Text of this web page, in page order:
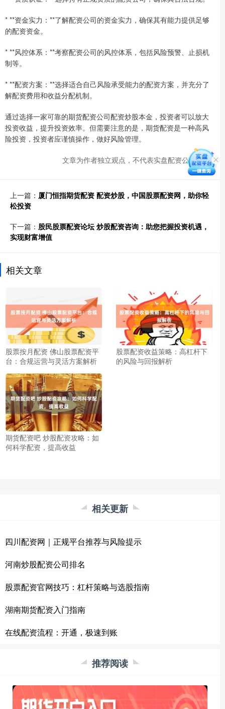
* **资金实力：**了解配资公司的资金实力，确保其有能力提供足够
的配资资金。
* **风控体系：**考察配资公司的风控体系，包括风险预警、止损机
制等。
* **配资方案：**选择适合自己风险承受能力的配资方案，并充分了
解配资费用和收益分配机制。
通过选择一家可靠的期货配资公司配资炒股本金，投资者可以放大
投资收益，提升投资效率。但需要注意的是，期货配资是一种高风
险投资，投资者应谨慎操作，做好风险管理。
文章为作者独立观点，不代表实盘配资公司观点
上一篇： 厦门恒指期货配资 配资炒股，中国股票配资网，助你轻
松投资
下一篇： 股民股票配资论坛 炒股配资咨询：助您把握投资机遇，
实现财富增值
相关文章
股票按月配资 佛山股票配资平
台：合规运营与灵活方案解析
股票配资收益策略：高杠杆下
的风险与回报解析
期货配资吧 炒股配资攻略：如
何科学配资，提高收益
相关更新
四川配资网｜正规平台推荐与风险提示
河南炒股配资公司排名
股票配资官网技巧：杠杆策略与选股指南
湖南期货配资入门指南
在线配资流程：开通，极速到账
推荐阅读